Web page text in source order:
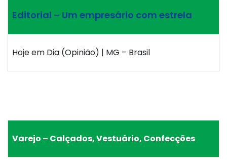
Editorial – Um empresário com estrela
Hoje em Dia (Opinião) | MG – Brasil
Varejo – Calçados, Vestuário, Confecções